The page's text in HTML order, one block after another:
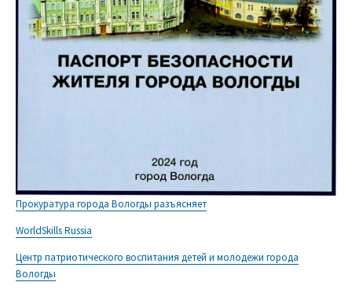
Прокуратура города Вологды разъясняет
WorldSkills Russia
Центр патриотического воспитания детей и молодежи города
Вологды